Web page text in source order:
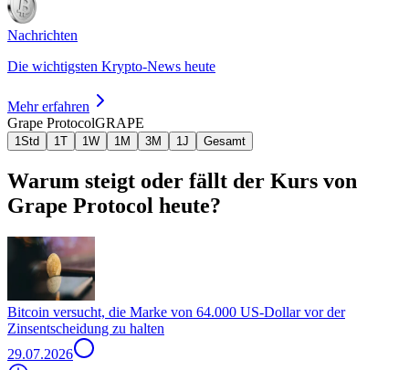
Nachrichten
Die wichtigsten Krypto-News heute
Mehr erfahren
Grape ProtocolGRAPE
1Std 1T 1W 1M 3M 1J Gesamt
Warum steigt oder fällt der Kurs von
Grape Protocol heute?
Bitcoin versucht, die Marke von 64.000 US-Dollar vor der
Zinsentscheidung zu halten
29.07.2026